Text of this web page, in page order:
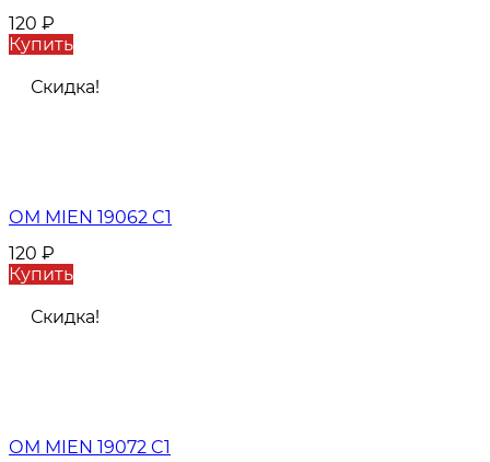
120 ₽
Купить
Скидка!
ОМ MIEN 19062 C1
120 ₽
Купить
Скидка!
ОМ MIEN 19072 C1